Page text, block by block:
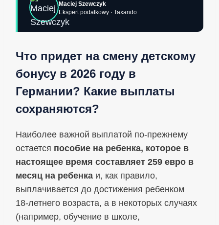
Maciej Szewczyk
Ekspert podatkowy · Taxando
Что придет на смену детскому
бонусу в 2026 году в
Германии? Какие выплаты
сохраняются?
Наиболее важной выплатой по‑прежнему
остается пособие на ребенка, которое в
настоящее время составляет 259 евро в
месяц на ребенка и, как правило,
выплачивается до достижения ребенком
18‑летнего возраста, а в некоторых случаях
(например, обучение в школе,